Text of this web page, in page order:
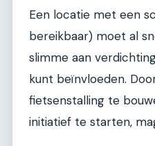
Een locatie met een
bereikbaar) moet al
slimme aan
kunt beïnvloeden.
fietsenstalling te
initiatief te starten,